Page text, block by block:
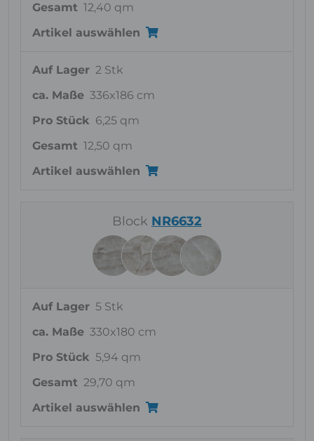
Gesamt 12,40 qm
Artikel auswählen
Auf Lager 2 Stk
ca. Maße 336x186 cm
Pro Stück 6,25 qm
Gesamt 12,50 qm
Artikel auswählen
Block NR6632
Auf Lager 5 Stk
ca. Maße 330x180 cm
Pro Stück 5,94 qm
Gesamt 29,70 qm
Artikel auswählen